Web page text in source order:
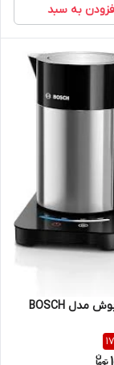
به سبد
کتری برقی بوش مدل BOSCH
17